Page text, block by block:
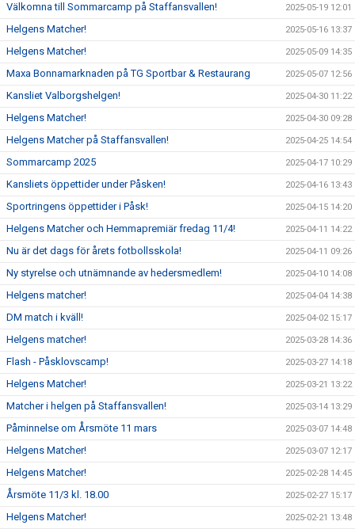
Välkomna till Sommarcamp på Staffansvallen! 2025-05-19 12:01
Helgens Matcher! 2025-05-16 13:37
Helgens Matcher! 2025-05-09 14:35
Maxa Bonnamarknaden på TG Sportbar & Restaurang 2025-05-07 12:56
Kansliet Valborgshelgen! 2025-04-30 11:22
Helgens Matcher! 2025-04-30 09:28
Helgens Matcher på Staffansvallen! 2025-04-25 14:54
Sommarcamp 2025 2025-04-17 10:29
Kansliets öppettider under Påsken! 2025-04-16 13:43
Sportringens öppettider i Påsk! 2025-04-15 14:20
Helgens Matcher och Hemmapremiär fredag 11/4! 2025-04-11 14:22
Nu är det dags för årets fotbollsskola! 2025-04-11 09:26
Ny styrelse och utnämnande av hedersmedlem! 2025-04-10 14:08
Helgens matcher! 2025-04-04 14:38
DM match i kväll! 2025-04-02 15:17
Helgens matcher! 2025-03-28 14:36
Flash - Påsklovscamp! 2025-03-27 14:18
Helgens Matcher! 2025-03-21 13:22
Matcher i helgen på Staffansvallen! 2025-03-14 13:29
Påminnelse om Årsmöte 11 mars 2025-03-07 14:48
Helgens Matcher! 2025-03-07 12:17
Helgens Matcher! 2025-02-28 14:45
Årsmöte 11/3 kl. 18.00 2025-02-27 15:17
Helgens Matcher! 2025-02-21 13:48